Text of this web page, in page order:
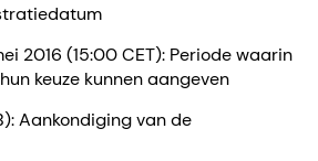
2016 (15:00 CET): Periode waarin
keuze kunnen aangeven
Aankondiging van de